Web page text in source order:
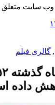
و استفاده غیر قانونی از آن
, گالری فیلم